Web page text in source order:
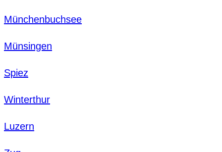
Münchenbuchsee
Münsingen
Spiez
Winterthur
Luzern